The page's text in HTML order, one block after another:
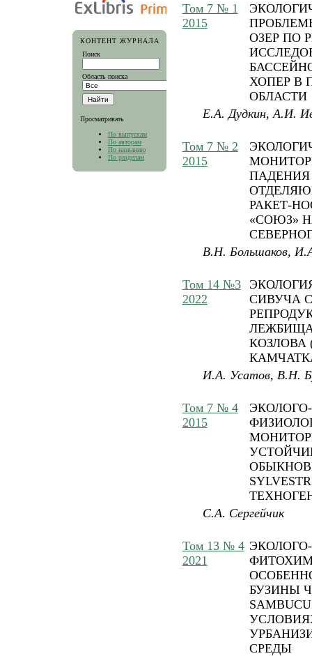
КОНТЕНТ ЖУРНАЛА
Поиск
Область поиска
Просматривать
По выпускам
По авторам
По названию
По разделам
Том 7 № 1
2015
ОЗЕР ПО
ХОПЕР В
ОБЛАСТИ
Е.А. Дудкин, А.И.
Том 7 № 2
2015
ПАДЕНИЯ
РАКЕТ-
«СОЮЗ»
В.Н. Большаков,
Том 14 №3
2022
СИВУЧА С
КОЗЛОВА
И.А. Усатов, В.Н.
Том 7 № 4
2015
ЭКОЛОГО-
С.А. Сергейчик
Том 13 № 4
2021
ЭКОЛОГО-
БУЗИНЫ
СРЕДЫ